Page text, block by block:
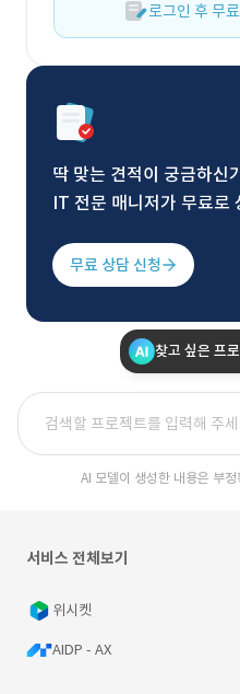
로그인 후 무
딱 맞는 견적이 궁금하신
IT 전문 매니저가 무료로
무료 상담 신청
찾고 싶은 프
AI 모델이 생성한 내용은 부
서비스 전체보기
위시켓
AIDP - AX